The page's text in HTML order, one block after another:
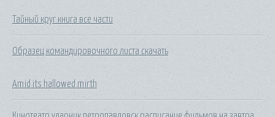
Тайный круг книга все части
Образец командировочного листа скачать
Amid its hallowed mirth